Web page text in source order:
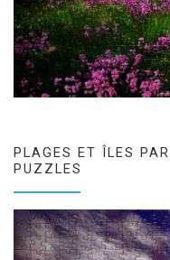
PLAGES ET ÎLES
PUZZLES